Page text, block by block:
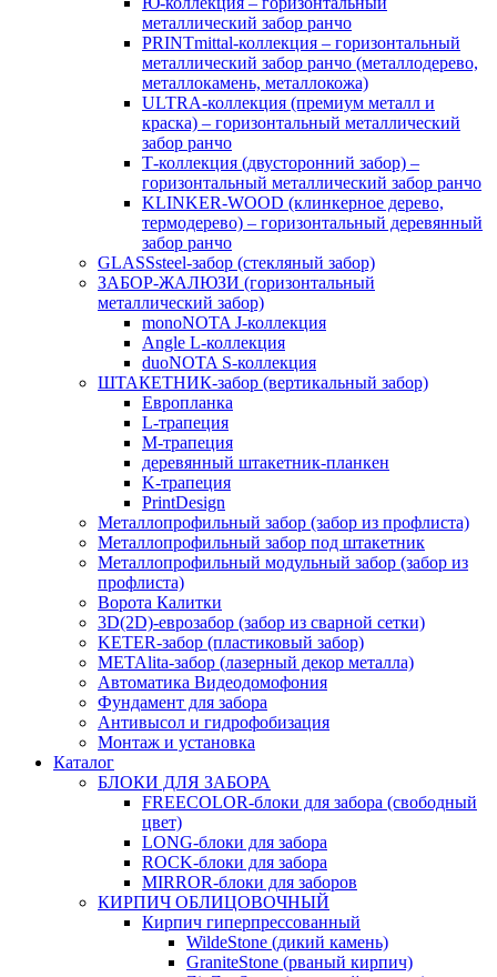
металлический забор ранчо
PRINTmittal-коллекция – горизонтальный
металлический забор ранчо (металлодерево,
металлокамень, металлокожа)
ULTRA-коллекция (премиум металл и
краска) – горизонтальный металлический
забор ранчо
Т-коллекция (двусторонний забор) –
горизонтальный металлический забор ранчо
KLINKER-WOOD (клинкерное дерево,
термодерево) – горизонтальный деревянный
забор ранчо
GLASSsteel-забор (стекляный забор)
ЗАБОР-ЖАЛЮЗИ (горизонтальный
металлический забор)
monoNOTA J-коллекция
Angle L-коллекция
duoNOTA S-коллекция
ШТАКЕТНИК-забор (вертикальный забор)
Европланка
L-трапеция
M-трапеция
деревянный штакетник-планкен
K-трапеция
PrintDesign
Металлопрофильный забор (забор из профлиста)
Металлопрофильный забор под штакетник
Металлопрофильный модульный забор (забор из
профлиста)
Ворота Калитки
3D(2D)-еврозабор (забор из сварной сетки)
KETER-забор (пластиковый забор)
METAlita-забор (лaзерный декор металла)
Автоматика Видеодомофония
Фундамент для забора
Антивысол и гидрофобизация
Монтаж и установка
Каталог
БЛОКИ ДЛЯ ЗАБОРА
FREECOLOR-блоки для забора (свободный
цвет)
LONG-блоки для забора
ROCK-блоки для забора
MIRROR-блоки для заборов
КИРПИЧ ОБЛИЦОВОЧНЫЙ
Кирпич гиперпрессованный
WildeStone (дикий камень)
GraniteStone (рваный кирпич)